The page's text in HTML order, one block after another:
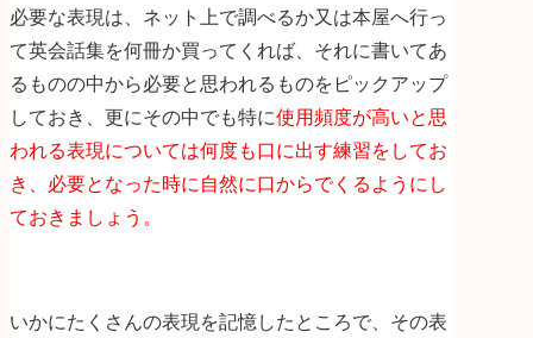
必要な表現は、ネット上で調べるか又は本屋へ行っ
て英会話集を何冊か買ってくれば、それに書いてあ
るものの中から必要と思われるものをピックアップ
しておき、更にその中でも特に使用頻度が高いと思
われる表現については何度も口に出す練習をしてお
き、必要となった時に自然に口からでくるようにし
ておきましょう。
いかにたくさんの表現を記憶したところで、その表